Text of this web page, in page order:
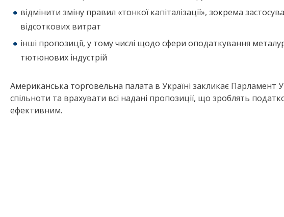
відмінити зміну правил «тонкої капіталізації», зокрема
відсоткових витрат
інші пропозиції, у тому числі щодо сфери оподаткування
тютюнових індустрій
Американська торговельна палата в Україні закликає Парламент
спільноти та врахувати всі надані пропозиції, що зроблять
ефективним.